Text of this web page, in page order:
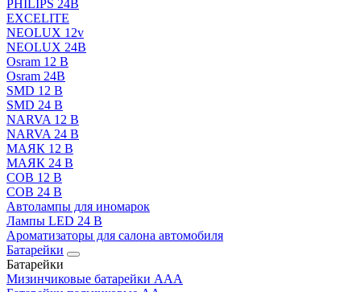
PHILIPS 24В
EXCELITE
NEOLUX 12v
NEOLUX 24В
Osram 12 В
Osram 24В
SMD 12 В
SMD 24 В
NARVA 12 В
NARVA 24 В
МАЯК 12 В
МАЯК 24 В
COB 12 В
COB 24 В
Автолампы для иномарок
Лампы LED 24 B
Ароматизаторы для салона автомобиля
Батарейки
Батарейки
Мизинчиковые батарейки AAA